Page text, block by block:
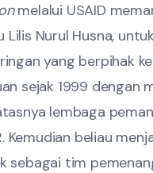
melalui USAID
Nurul Husna,
yang berpihak
sejak 1999 dengan
lembaga
beliau
sebagai tim